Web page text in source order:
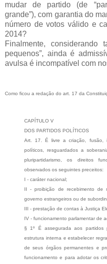
mudar de partido (de
grande”), com garantia do
número de votos válido e
2014?
Finalmente, considerando
pequenos”, ainda é
avulsa é incompatível com
Como ficou a redação do art. 17 da
CAPÍTULO V
DOS PARTIDOS POLÍTICOS
Art. 17. É livre a criação, fusão,
políticos, resguardados a
pluripartidarismo, os direitos
observados os seguintes preceitos:
I - caráter nacional;
II - proibição de recebimento de
governo estrangeiros ou de
III - prestação de contas à Justiça
IV - funcionamento parlamentar de
§ 1º É assegurada aos partidos
estrutura interna e estabelecer
de seus órgãos permanentes e
funcionamento e para adotar os